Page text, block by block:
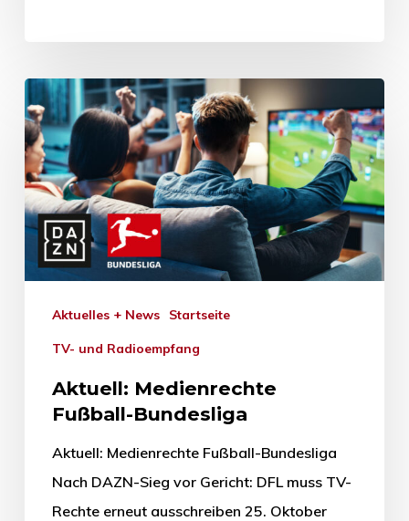
Aktuelles + News Startseite
TV- und Radioempfang
Aktuell: Medienrechte
Fußball-Bundesliga
Aktuell: Medienrechte Fußball-Bundesliga
Nach DAZN-Sieg vor Gericht: DFL muss TV-
Rechte erneut ausschreiben 25. Oktober